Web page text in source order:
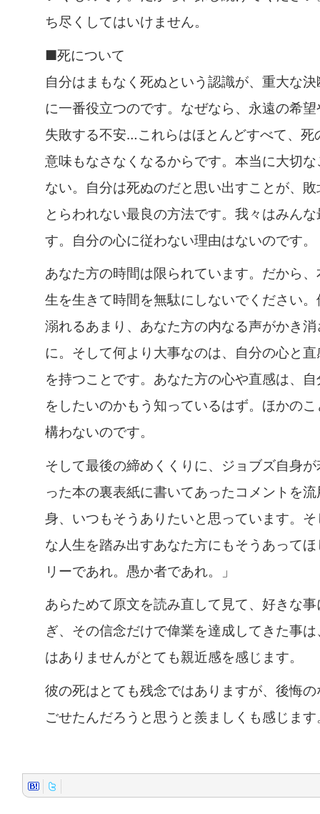
ち尽くしてはいけません。
■死について
自分はまもなく死ぬという認識が、重大な
に一番役立つのです。なぜなら、永遠の希
失敗する不安…これらはほとんどすべて、死
意味もなさなくなるからです。本当に大切
ない。自分は死ぬのだと思い出すことが、
とらわれない最良の方法です。我々はみん
す。自分の心に従わない理由はないのです。
あなた方の時間は限られています。だから
生を生きて時間を無駄にしないでください
溺れるあまり、あなた方の内なる声がかき
に。そして何より大事なのは、自分の心と
を持つことです。あなた方の心や直感は、
をしたいのかもう知っているはず。ほかの
構わないのです。
そして最後の締めくくりに、ジョブズ自身
った本の裏表紙に書いてあったコメントを
身、いつもそうありたいと思っています。
な人生を踏み出すあなた方にもそうあって
リーであれ。愚か者であれ。」
あらためて原文を読み直して見て、好きな
ぎ、その信念だけで偉業を達成してきた事
はありませんがとても親近感を感じます。
彼の死はとても残念ではありますが、後悔
ごせたんだろうと思うと羨ましくも感じます